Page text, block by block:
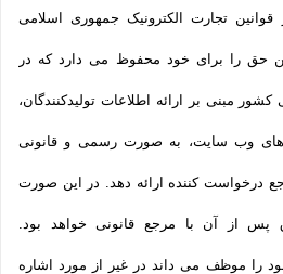
قوانین تجارت الکترونیک جمهوری اسلامی
حق را برای خود محفوظ می دارد که در
مبنی بر ارائه اطلاعات تولیدکنندگان،
وب سایت، به صورت رسمی و قانونی
درخواست کننده ارائه دهد. در این صورت
از آن با مرجع قانونی خواهد بود.
را موظف می داند در غیر از مورد اشاره